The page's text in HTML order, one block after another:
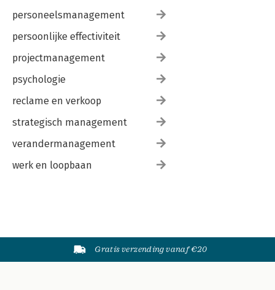
personeelsmanagement
persoonlijke effectiviteit
projectmanagement
psychologie
reclame en verkoop
strategisch management
verandermanagement
werk en loopbaan
Gratis verzending vanaf €20